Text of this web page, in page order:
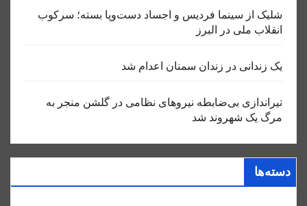
شلیک از سینما فردیس و اجساد دست‌وپا بسته؛ سرکوب
انقلاب ملی در البرز
یک زندانی در زندان سمنان اعدام شد
تیراندازی بی‌ضابطه نیروهای نظامی در گلشن منجر به
مرگ یک شهروند شد
دسته‌ها